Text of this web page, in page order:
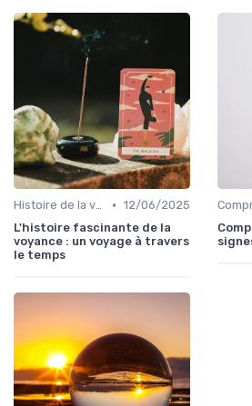
Histoire de la voyance • 12/06/2025
L'histoire fascinante de la
voyance : un voyage à travers
le temps